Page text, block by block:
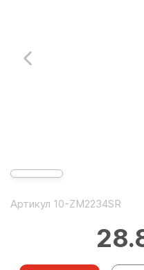
Артикул 10-ZM2234SR